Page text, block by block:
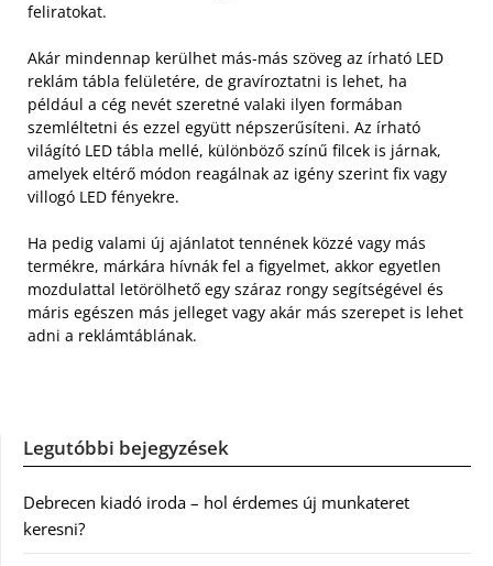
feliratokat.
Akár mindennap kerülhet más-más szöveg az írható LED
reklám tábla felületére, de gravíroztatni is lehet, ha
például a cég nevét szeretné valaki ilyen formában
szemléltetni és ezzel együtt népszerűsíteni. Az írható
világító LED tábla mellé, különböző színű filcek is járnak,
amelyek eltérő módon reagálnak az igény szerint fix vagy
villogó LED fényekre.
Ha pedig valami új ajánlatot tennének közzé vagy más
termékre, márkára hívnák fel a figyelmet, akkor egyetlen
mozdulattal letörölhető egy száraz rongy segítségével és
máris egészen más jelleget vagy akár más szerepet is lehet
adni a reklámtáblának.
Legutóbbi bejegyzések
Debrecen kiadó iroda – hol érdemes új munkateret
keresni?